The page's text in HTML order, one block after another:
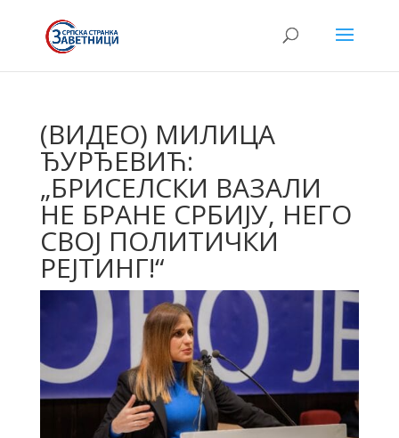
(ВИДЕО) МИЛИЦА
ЂУРЂЕВИЋ:
„БРИСЕЛСКИ ВАЗАЛИ
НЕ БРАНЕ СРБИЈУ, НЕГО
СВОЈ ПОЛИТИЧКИ
РЕЈТИНГ!“